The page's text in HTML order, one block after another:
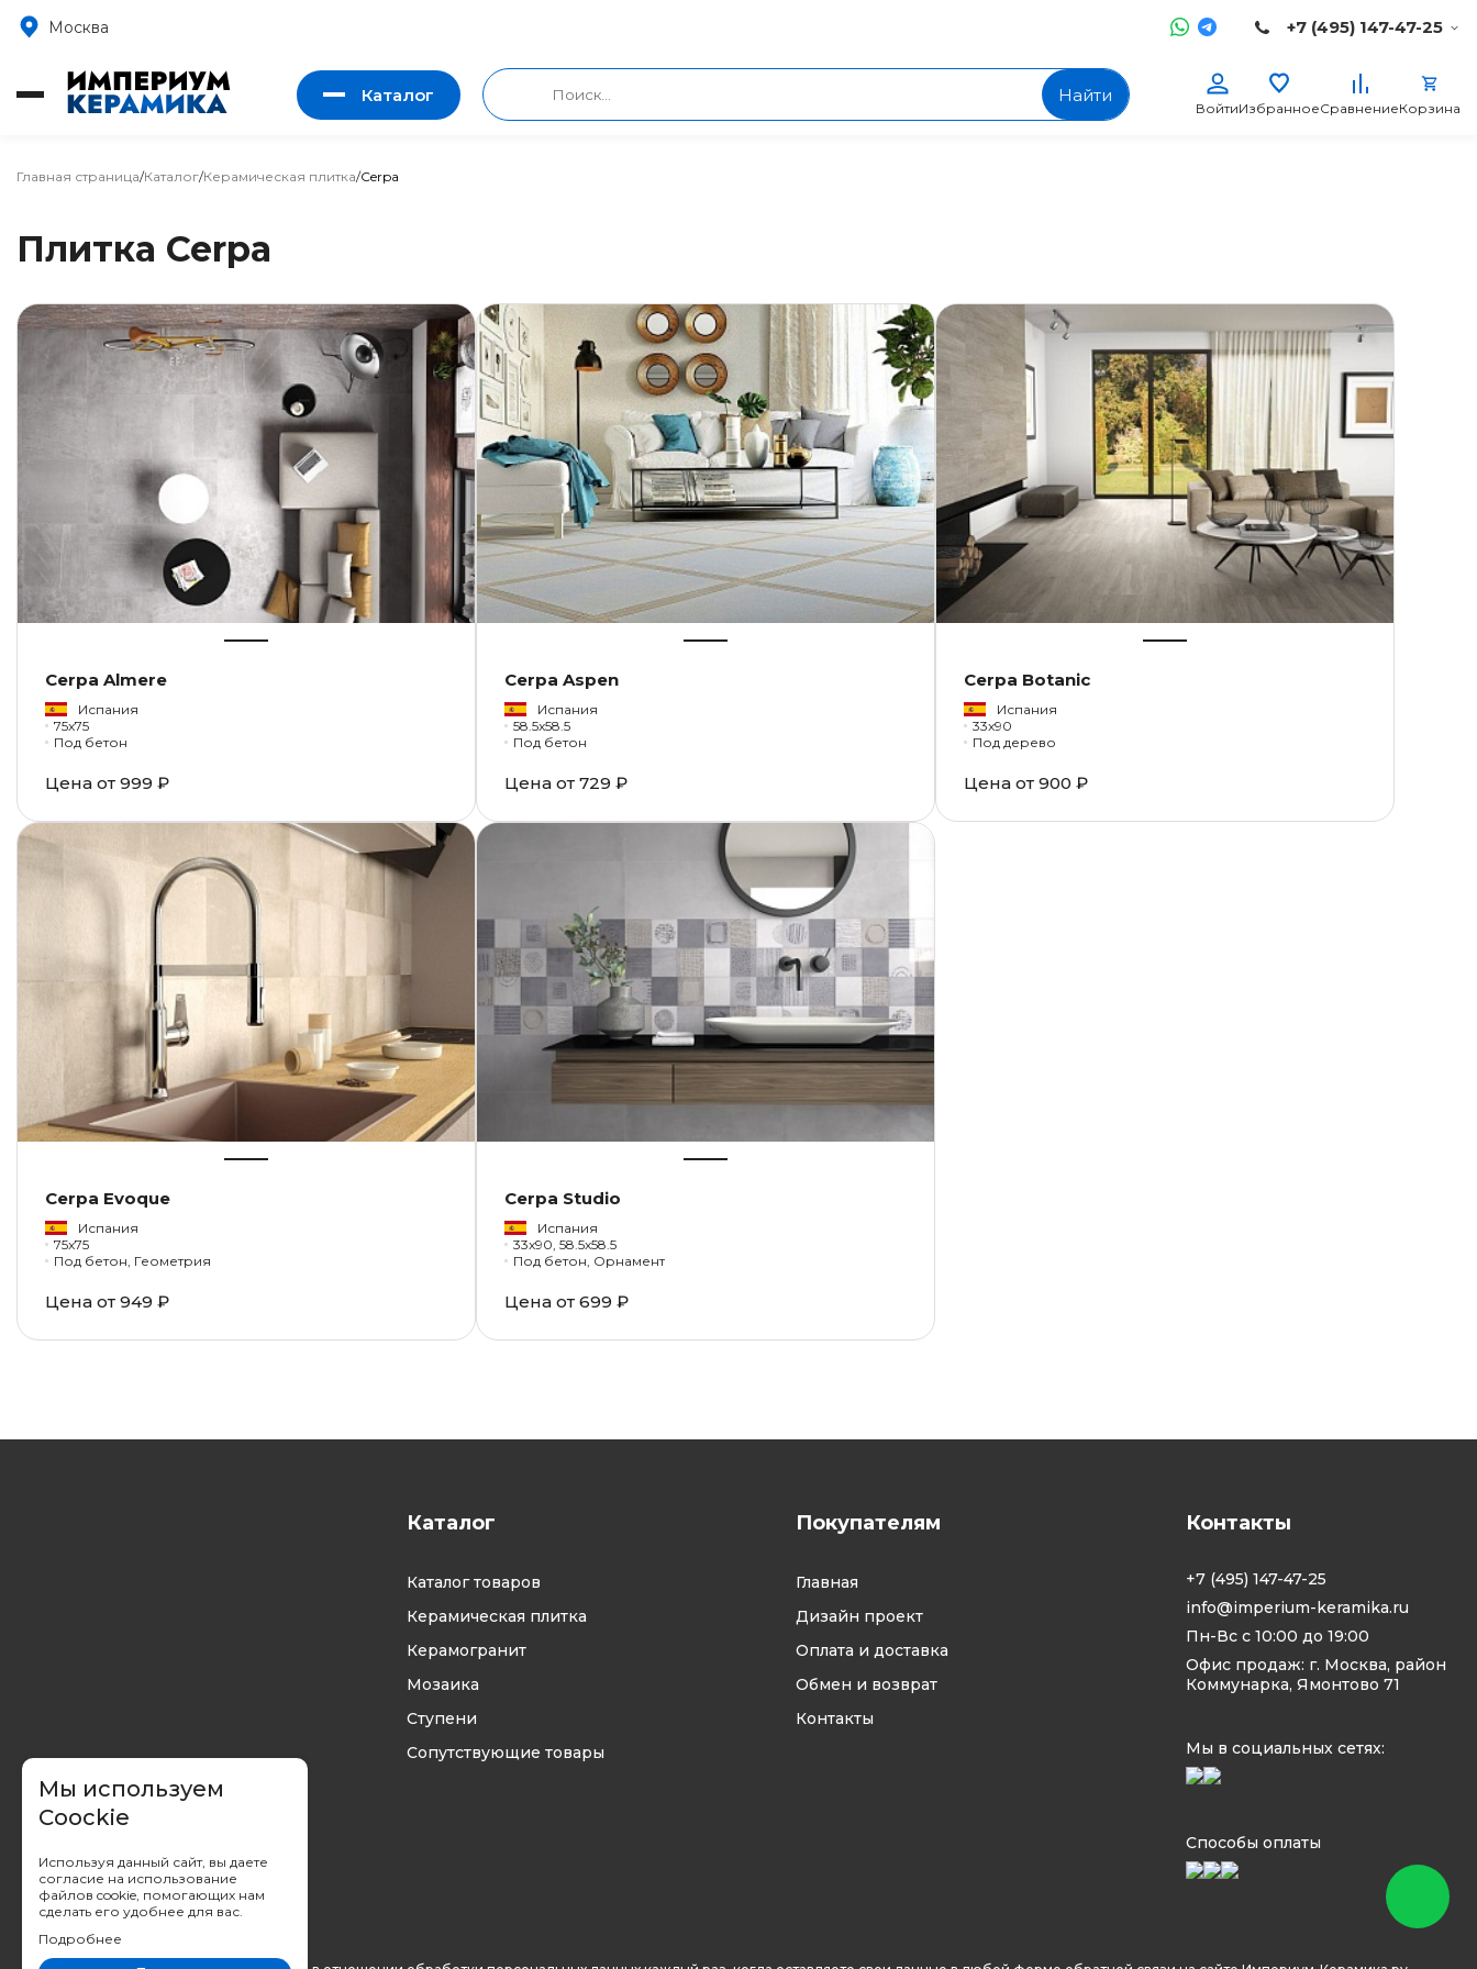
Москва +7 (495) 147-47-25
Каталог Найти
ВойтиИзбранноеСравнениеКорзина
Главная страница/Каталог/Керамическая плитка/Cerpa
Плитка Cerpa
Cerpa Almere
Испания
75x75
Под бетон
Цена от 999 ₽
Cerpa Aspen
Испания
58.5x58.5
Под бетон
Цена от 729 ₽
Cerpa Botanic
Испания
33x90
Под дерево
Цена от 900 ₽
Cerpa Evoque
Испания
75x75
Под бетон, Геометрия
Цена от 949 ₽
Cerpa Studio
Испания
33x90, 58.5x58.5
Под бетон, Орнамент
Цена от 699 ₽
Каталог
Каталог товаров
Керамическая плитка
Керамогранит
Мозаика
Ступени
Сопутствующие товары
Покупателям
Главная
Дизайн проект
Оплата и доставка
Обмен и возврат
Контакты
Контакты
+7 (495) 147-47-25
info@imperium-keramika.ru
Пн-Вс с 10:00 до 19:00
Офис продаж: г. Москва, район
Коммунарка, Ямонтово 71
Мы в социальных сетях:
Способы оплаты
Мы используем
Coockie
Используя данный сайт, вы даете
согласие на использование
файлов cookie, помогающих нам
сделать его удобнее для вас.
Подробнее